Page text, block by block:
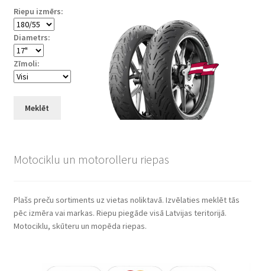
Riepu izmērs:
Diametrs:
Zīmoli:
Meklēt
Motociklu un motorolleru riepas
Plašs preču sortiments uz vietas noliktavā. Izvēlaties meklēt tās
pēc izmēra vai markas. Riepu piegāde visā Latvijas teritorijā.
Motociklu, skūteru un mopēda riepas.